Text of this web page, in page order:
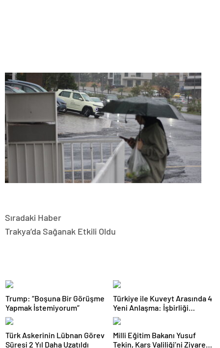
Sıradaki Haber
Trakya’da Sağanak Etkili Oldu
Trump: “Boşuna Bir Görüşme
Yapmak İstemiyorum”
Türkiye ile Kuveyt Arasında 4
Yeni Anlaşma: İşbirliği
Güçleniyor
Türk Askerinin Lübnan Görev
Süresi 2 Yıl Daha Uzatıldı
Milli Eğitim Bakanı Yusuf
Tekin, Kars Valiliği’ni Ziyaret